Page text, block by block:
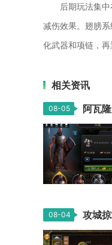
后期玩法集
减伤效果。翅膀
化武器和项链，
相关资讯
08-05 阿瓦
08-04 攻城